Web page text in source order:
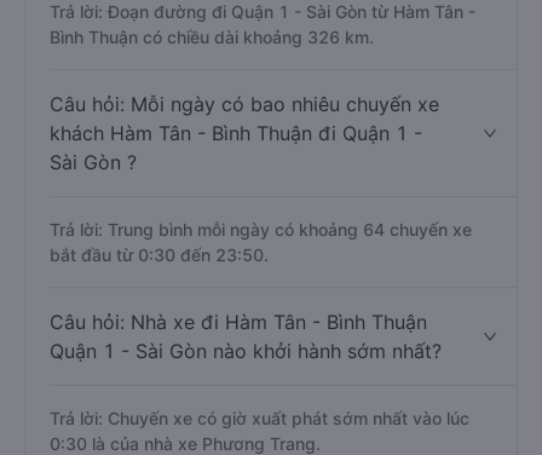
Trả lời: Đoạn đường đi Quận 1 - Sài Gòn từ Hàm Tân -
Bình Thuận có chiều dài khoảng 326 km.
Câu hỏi: Mỗi ngày có bao nhiêu chuyến xe
khách Hàm Tân - Bình Thuận đi Quận 1 -
Sài Gòn ?
Trả lời: Trung bình mỗi ngày có khoảng 64 chuyến xe
bắt đầu từ 0:30 đến 23:50.
Câu hỏi: Nhà xe đi Hàm Tân - Bình Thuận
Quận 1 - Sài Gòn nào khởi hành sớm nhất?
Trả lời: Chuyến xe có giờ xuất phát sớm nhất vào lúc
0:30 là của nhà xe Phương Trang.